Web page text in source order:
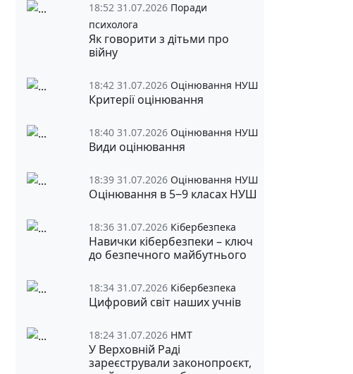
18:52 31.07.2026 Поради
психолога
Як говорити з дітьми про
війну
18:42 31.07.2026 Оцінювання НУШ
Критерії оцінювання
18:40 31.07.2026 Оцінювання НУШ
Види оцінювання
18:39 31.07.2026 Оцінювання НУШ
Оцінювання в 5‒9 класах НУШ
18:36 31.07.2026 Кібербезпека
Навички кібербезпеки – ключ
до безпечного майбутнього
18:34 31.07.2026 Кібербезпека
Цифровий світ наших учнів
18:24 31.07.2026 НМТ
У Верховній Раді
зареєстрували законопроєкт,